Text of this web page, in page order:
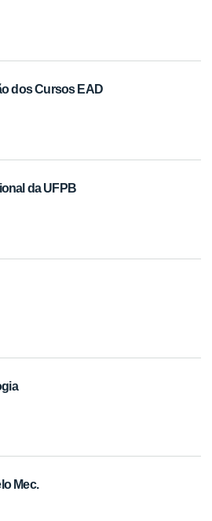
dos Cursos EAD
da UFPB
Mec.